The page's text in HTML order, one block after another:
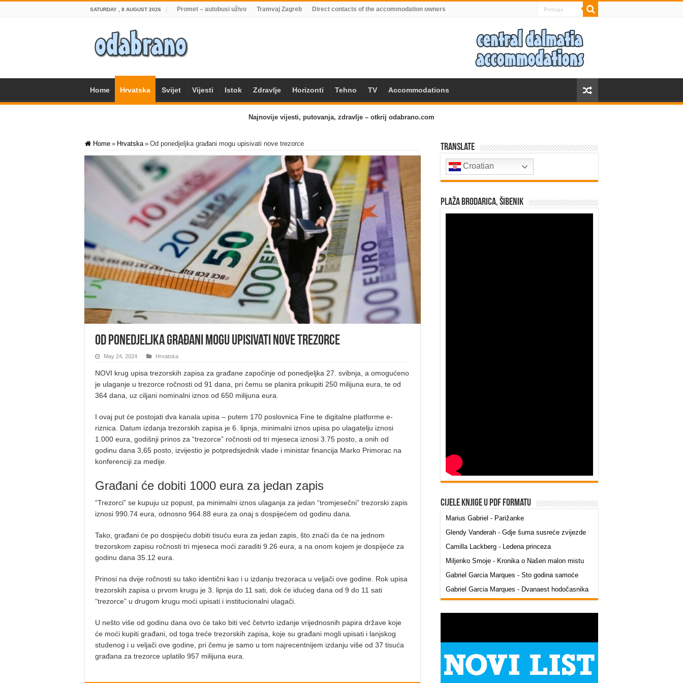
SATURDAY , 8 AUGUST 2026 Promet – autobusi uživo Tramvaj Zagreb Direct contacts of the accommodation owners
Home Hrvatska Svijet Vijesti Istok Zdravlje Horizonti Tehno TV Accommodations
Najnovije vijesti, putovanja, zdravlje – otkrij odabrano.com
Home » Hrvatska » Od ponedjeljka građani mogu upisivati nove trezorce
Od ponedjeljka građani mogu upisivati nove trezorce
May 24, 2024 Hrvatska
NOVI krug upisa trezorskih zapisa za građane započinje od ponedjeljka 27. svibnja, a omogućeno
je ulaganje u trezorce ročnosti od 91 dana, pri čemu se planira prikupiti 250 milijuna eura, te od
364 dana, uz ciljani nominalni iznos od 650 milijuna eura.
I ovaj put će postojati dva kanala upisa – putem 170 poslovnica Fine te digitalne platforme e-
riznica. Datum izdanja trezorskih zapisa je 6. lipnja, minimalni iznos upisa po ulagatelju iznosi
1.000 eura, godišnji prinos za “trezorce” ročnosti od tri mjeseca iznosi 3.75 posto, a onih od
godinu dana 3,65 posto, izvijestio je potpredsjednik vlade i ministar financija Marko Primorac na
konferenciji za medije.
Građani će dobiti 1000 eura za jedan zapis
“Trezorci” se kupuju uz popust, pa minimalni iznos ulaganja za jedan “tromjesečni” trezorski zapis
iznosi 990.74 eura, odnosno 964.88 eura za onaj s dospijećem od godinu dana.
Tako, građani će po dospijeću dobiti tisuću eura za jedan zapis, što znači da će na jednom
trezorskom zapisu ročnosti tri mjeseca moći zaraditi 9.26 eura, a na onom kojem je dospijeće za
godinu dana 35.12 eura.
Prinosi na dvije ročnosti su tako identični kao i u izdanju trezoraca u veljači ove godine. Rok upisa
trezorskih zapisa u prvom krugu je 3. lipnja do 11 sati, dok će idućeg dana od 9 do 11 sati
“trezorce” u drugom krugu moći upisati i institucionalni ulagači.
U nešto više od godinu dana ovo će tako biti već četvrto izdanje vrijednosnih papira države koje
će moći kupiti građani, od toga treće trezorskih zapisa, koje su građani mogli upisati i lanjskog
studenog i u veljači ove godine, pri čemu je samo u tom najrecentnijem izdanju više od 37 tisuća
građana za trezorce uplatilo 957 milijuna eura.
Translate
Croatian
Plaža Brodarica, Šibenik
Cijele knjige u PDF formatu
Marius Gabriel - Parižanke
Glendy Vanderah - Gdje šuma susreće zvijezde
Camilla Lackberg - Ledena princeza
Miljenko Smoje - Kronika o Našen malon mistu
Gabriel Garcia Marques - Sto godina samoće
Gabriel Garcia Marques - Dvanaest hodočasnika